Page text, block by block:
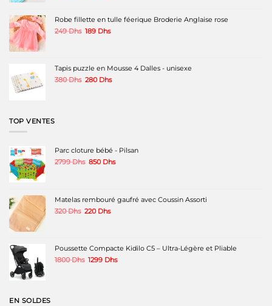
220 Dhs.
est :
120 Dhs.
Robe fillette en tulle féerique Broderie Anglaise rose
249Dhs Le
249 Dhs.
189 DhsLe
189 Dhs.
Tapis puzzle en Mousse 4 Dalles - unisexe
380Dhs Le
280 DhsLe
TOP VENTES
Parc cloture bébé - Pilsan
2799Dhs Le
2799 Dhs.
850 DhsLe
850 Dhs.
Matelas rembouré gaufré avec Coussin Assorti
320Dhs Le
320 Dhs.
220 DhsLe
220 Dhs.
Poussette Compacte Kidilo C5 – Ultra-Légère et Pliable
1800Dhs Le
1299 DhsLe
EN SOLDES